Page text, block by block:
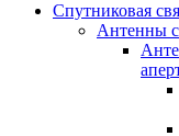
Спутниковая
Антенны